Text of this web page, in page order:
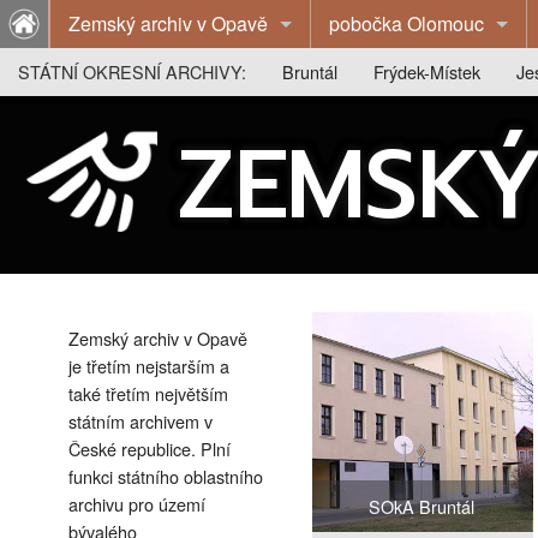
Zemský archiv v Opavě
O archivu
Publikace
Výstavy
pobočka Olomouc
O archivu
Publikace
Badatelna
STÁTNÍ OKRESNÍ ARCHIVY:
Bruntál
Z historie archivu
Publikace
Frýdek-Místek
Z historie archivu
Publikace
Kontakty
Z
Zemský archiv v Opavě
je třetím nejstarším a
také třetím největším
státním archivem v
České republice. Plní
funkci státního oblastního
archivu pro území
bývalého
SOkA Bruntál